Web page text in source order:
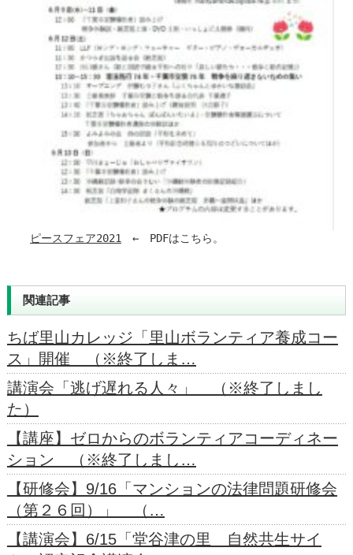
ピースフェア2021 ←　PDFはこちら。
関連記事
ちば里山カレッジ「里山ボランティア養成コー
ス」開催 （※終了しま…
講演会「逃げ遅れる人々」 （※終了しまし
た）
【講座】ゼロからのボランティアコーディネー
ション （※終了しまし…
【研修会】9/16「マンションの法律問題研修会
（第２６回）」 （…
【講演会】6/15「堂谷津の里 自然共生サイ